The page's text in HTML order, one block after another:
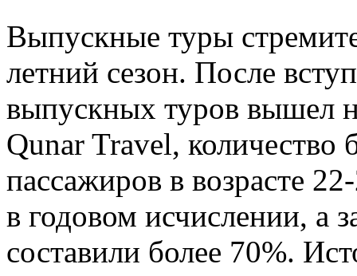
Выпускные туры
летний сезон. После
выпускных туров вышел
Qunar Travel, количество
пассажиров в возрасте
в годовом исчислении, а
составили более 70%.